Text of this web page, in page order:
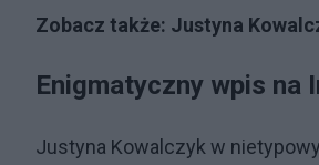
Zobacz także: Justyna
Enigmatyczny wpis na
Justyna Kowalczyk w